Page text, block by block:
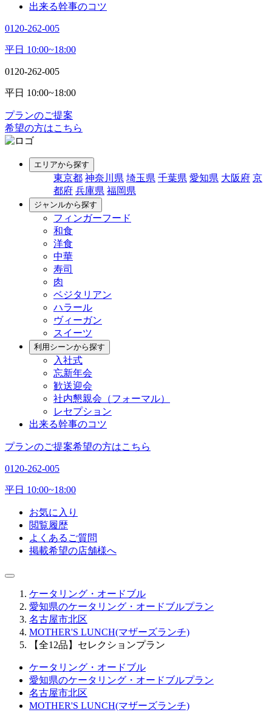
出来る幹事のコツ
0120-262-005
平日 10:00~18:00
0120-262-005
平日 10:00~18:00
プランのご提案
希望の方はこちら
エリアから探す
東京都 神奈川県 埼玉県 千葉県 愛知県 大阪府 京
都府 兵庫県 福岡県
ジャンルから探す
フィンガーフード
和食
洋食
中華
寿司
肉
ベジタリアン
ハラール
ヴィーガン
スイーツ
利用シーンから探す
入社式
忘新年会
歓送迎会
社内懇親会（フォーマル）
レセプション
出来る幹事のコツ
プランのご提案希望の方はこちら
0120-262-005
平日 10:00~18:00
お気に入り
閲覧履歴
よくあるご質問
掲載希望の店舗様へ
ケータリング・オードブル
愛知県のケータリング・オードブルプラン
名古屋市北区
MOTHER'S LUNCH(マザーズランチ)
【全12品】セレクションプラン
ケータリング・オードブル
愛知県のケータリング・オードブルプラン
名古屋市北区
MOTHER'S LUNCH(マザーズランチ)